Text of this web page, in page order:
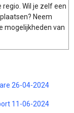
Wil je zelf een
Neem
mogelijkheden van
26-04-2024
11-06-2024